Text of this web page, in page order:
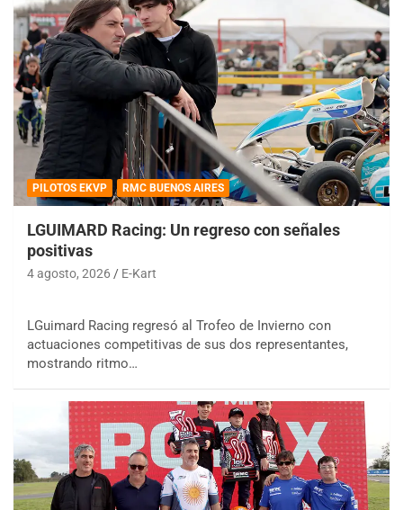
PILOTOS EKVP RMC BUENOS AIRES
LGUIMARD Racing: Un regreso con señales
positivas
4 agosto, 2026 E-Kart
LGuimard Racing regresó al Trofeo de Invierno con
actuaciones competitivas de sus dos representantes,
mostrando ritmo…